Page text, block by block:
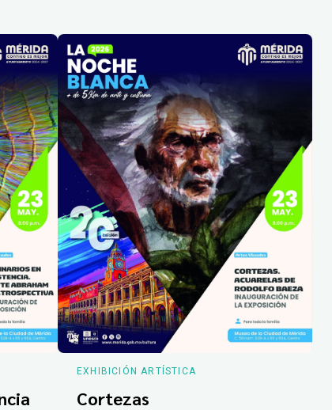
EXHIBICIÓN ARTÍSTICA
Cortezas